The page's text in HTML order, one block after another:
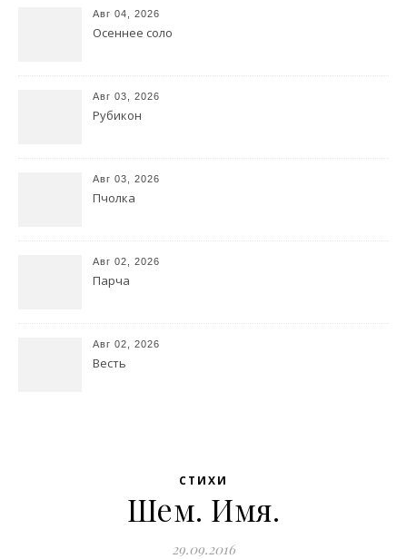
Авг 04, 2026
Осеннее соло
Авг 03, 2026
Рубикон
Авг 03, 2026
Пчолка
Авг 02, 2026
Парча
Авг 02, 2026
Весть
СТИХИ
Шем. Имя.
29.09.2016